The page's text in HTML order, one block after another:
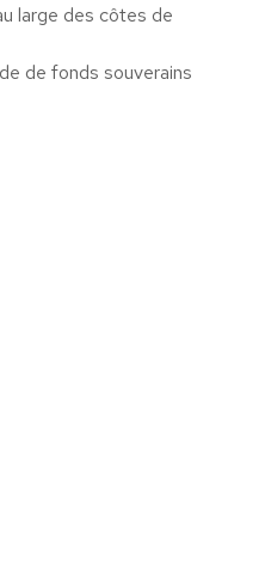
large des côtes de
de fonds souverains